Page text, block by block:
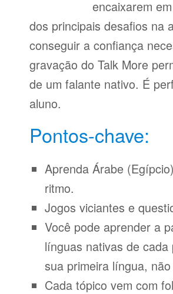
encaixarem
dos principais desafios na
conseguir a confiança
gravação do Talk More
de um falante nativo. É
aluno.
Pontos-chave:
Aprenda Árabe
ritmo.
Jogos viciantes e
Você pode aprender a
línguas nativas de
sua primeira língua,
Cada tópico vem com